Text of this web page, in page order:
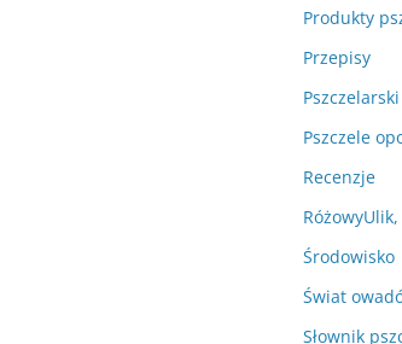
Produkty
Przepisy
Pszczele
Recenzje
Środowisko
Świat
Słownik